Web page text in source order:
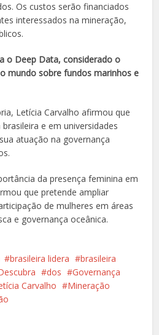
Os custos serão financiados
interessados na mineração,
o Deep Data, considerado o
mundo sobre fundos marinhos e
Letícia Carvalho afirmou que
e em universidades
atuação na governança
da presença feminina em
que pretende ampliar
de mulheres em áreas
e governança oceânica.
brasileira lidera
brasileira
dos
Governança
Carvalho
Mineração